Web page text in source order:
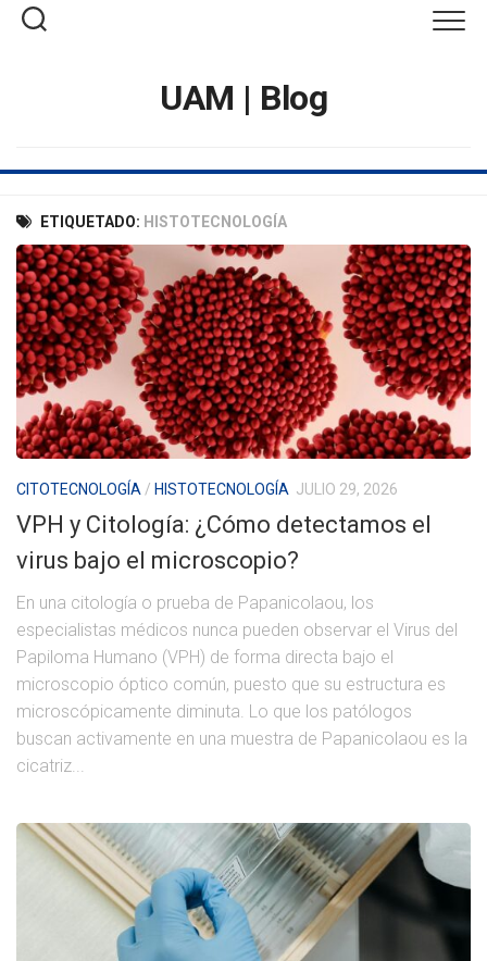
Saltar
UAM | Blog
ETIQUETADO: HISTOTECNOLOGÍA
CITOTECNOLOGÍA / HISTOTECNOLOGÍA JULIO 29, 2026
VPH y Citología: ¿Cómo detectamos el
virus bajo el microscopio?
En una citología o prueba de Papanicolaou, los
especialistas médicos nunca pueden observar el Virus del
Papiloma Humano (VPH) de forma directa bajo el
microscopio óptico común, puesto que su estructura es
microscópicamente diminuta. Lo que los patólogos
buscan activamente en una muestra de Papanicolaou es la
cicatriz...